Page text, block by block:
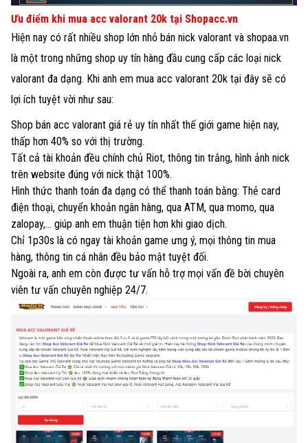
Ưu điểm khi mua acc valorant 20k tại Shopacc.vn
Hiện nay có rất nhiều shop lớn nhỏ bán nick valorant và shopaa.vn
là một trong những shop uy tín hàng đầu cung cấp các loại nick
valorant đa dạng. Khi anh em mua acc valorant 20k tại đây sẽ có
lợi ích tuyệt vời như sau:
Shop bán acc valorant giá rẻ uy tín nhất thế giới game hiện nay,
thấp hơn 40% so với thị trường.
Tất cả tài khoản đều chính chủ Riot, thông tin trắng, hình ảnh nick
trên website đúng với nick thật 100%.
Hình thức thanh toán đa dạng có thể thanh toán bằng: Thẻ card
điện thoại, chuyển khoản ngân hàng, qua ATM, qua momo, qua
zalopay,... giúp anh em thuận tiện hơn khi giao dịch.
Chỉ 1p30s là có ngay tài khoản game ưng ý, mọi thông tin mua
hàng, thông tin cá nhân đều bảo mật tuyệt đối.
Ngoài ra, anh em còn được tư vấn hỗ trợ mọi vấn đề bời chuyên
viên tư vấn chuyên nghiệp 24/7.